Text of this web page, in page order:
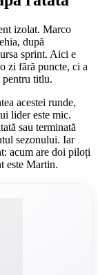
izolat. Marco
după
sprint. Aici e
zi fără puncte, ci a
pentru titlu.
acestei runde,
lider este mic.
sau terminată
sezonului. Iar
acum are doi piloți
este Martin.